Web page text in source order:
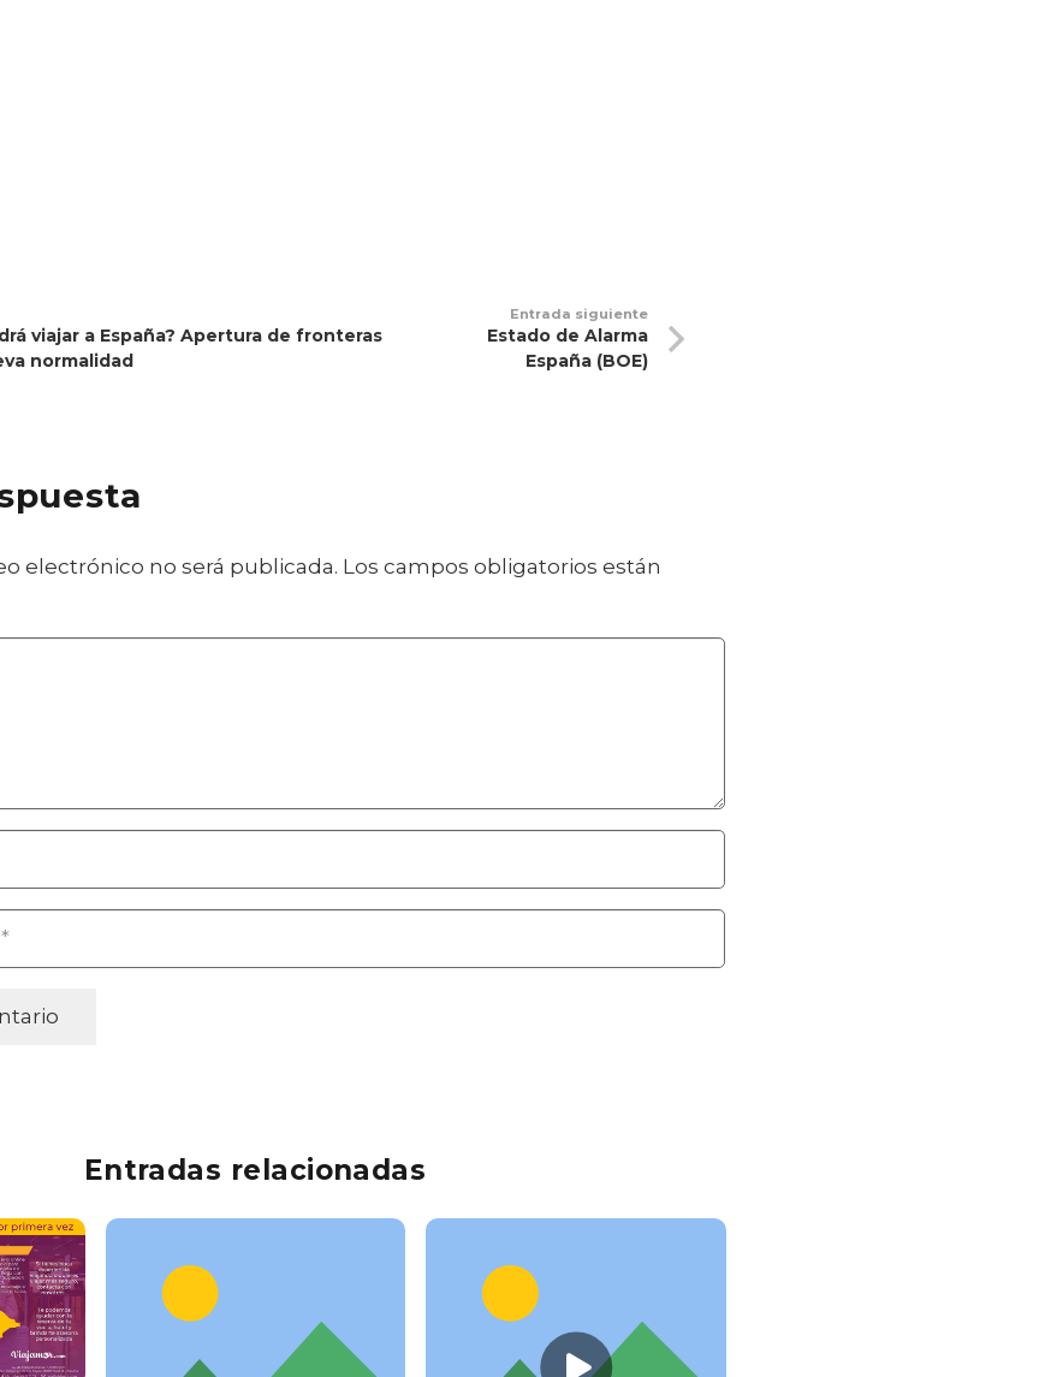
viajar a España? Apertura de fronteras
normalidad
Entrada siguiente
Estado de Alarma
España (BOE)
electrónico no será publicada. Los campos obligatorios están
Entradas relacionadas